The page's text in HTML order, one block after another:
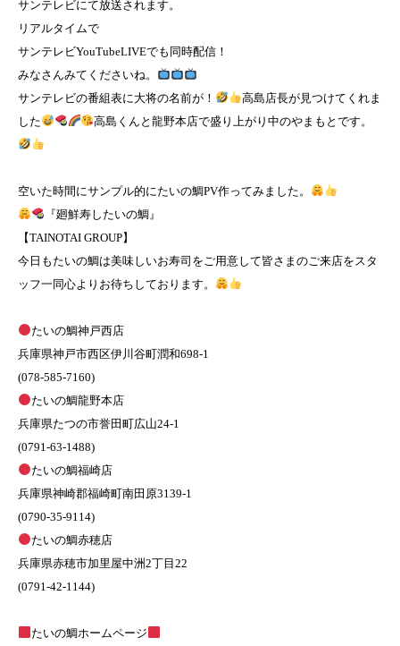
サンテレビにて放送されます。
リアルタイムで
サンテレビYouTubeLIVEでも同時配信！
みなさんみてくださいね。
サンテレビの番組表に大将の名前が！
高島店長が見つけてくれま
した
高島くんと龍野本店で盛り上がり中のやまもとです。
空いた時間にサンプル的にたいの鯛PV作ってみました。
『廻鮮寿したいの鯛』
【TAINOTAI GROUP】
今日もたいの鯛は美味しいお寿司をご用意して皆さまのご来店をスタ
ッフ一同心よりお待ちしております。
たいの鯛神戸西店
兵庫県神戸市西区伊川谷町潤和698-1
(078-585-7160)
たいの鯛龍野本店
兵庫県たつの市誉田町広山24-1
(0791-63-1488)
たいの鯛福崎店
兵庫県神崎郡福崎町南田原3139-1
(0790-35-9114)
たいの鯛赤穂店
兵庫県赤穂市加里屋中洲2丁目22
(0791-42-1144)
たいの鯛ホームページ